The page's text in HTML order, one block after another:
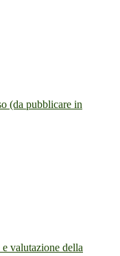
(da pubblicare in
valutazione della